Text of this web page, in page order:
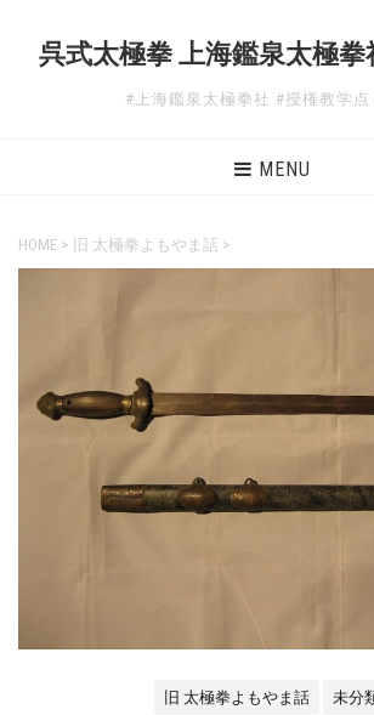
呉式太極拳 上海鑑泉太極拳
#上海鑑泉太極拳社 #授権教学点
MENU
HOME > 旧 太極拳よもやま話 >
旧 太極拳よもやま話 未分